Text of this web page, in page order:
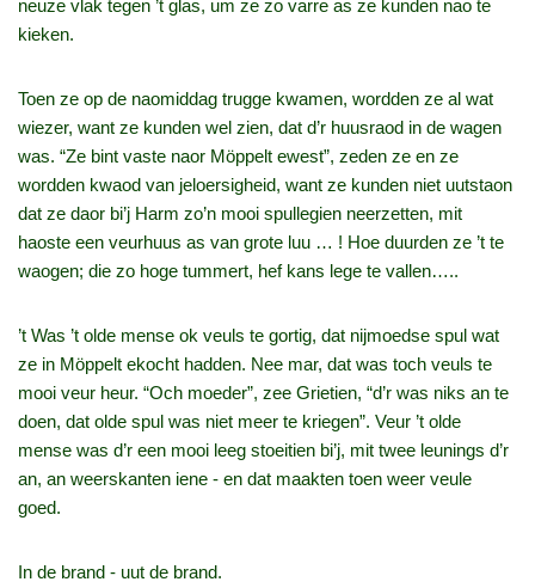
neuze vlak tegen ’t glas, um ze zo varre as ze kunden nao te
kieken.
Toen ze op de naomiddag trugge kwamen, wordden ze al wat
wiezer, want ze kunden wel zien, dat d’r huusraod in de wagen
was. “Ze bint vaste naor Möppelt ewest”, zeden ze en ze
wordden kwaod van jeloersigheid, want ze kunden niet uutstaon
dat ze daor bi’j Harm zo’n mooi spullegien neerzetten, mit
haoste een veurhuus as van grote luu … ! Hoe duurden ze ’t te
waogen; die zo hoge tummert, hef kans lege te vallen…..
’t Was ’t olde mense ok veuls te gortig, dat nijmoedse spul wat
ze in Möppelt ekocht hadden. Nee mar, dat was toch veuls te
mooi veur heur. “Och moeder”, zee Grietien, “d’r was niks an te
doen, dat olde spul was niet meer te kriegen”. Veur ’t olde
mense was d’r een mooi leeg stoeitien bi’j, mit twee leunings d’r
an, an weerskanten iene ‑ en dat maakten toen weer veule
goed.
In de brand ‑ uut de brand.